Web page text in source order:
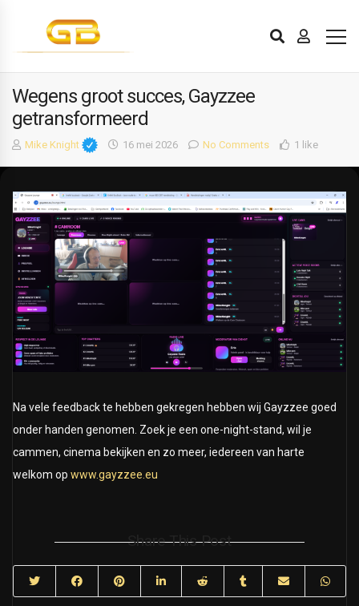
Wegens groot succes, Gayzzee
getransformeerd
Mike Knight 16 mei 2026 No Comments 1 like
Na vele feedback te hebben gekregen hebben wij Gayzzee goed
onder handen genomen. Zoek je een one-night-stand, wil je
cammen, cinema bekijken en zo meer, iedereen van harte
welkom op www.gayzzee.eu
Share This Post